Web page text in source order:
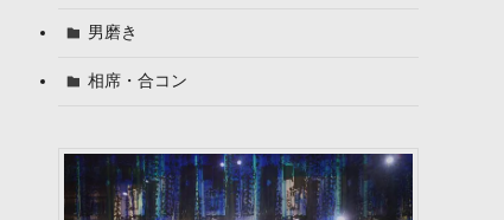
男磨き
相席・合コン